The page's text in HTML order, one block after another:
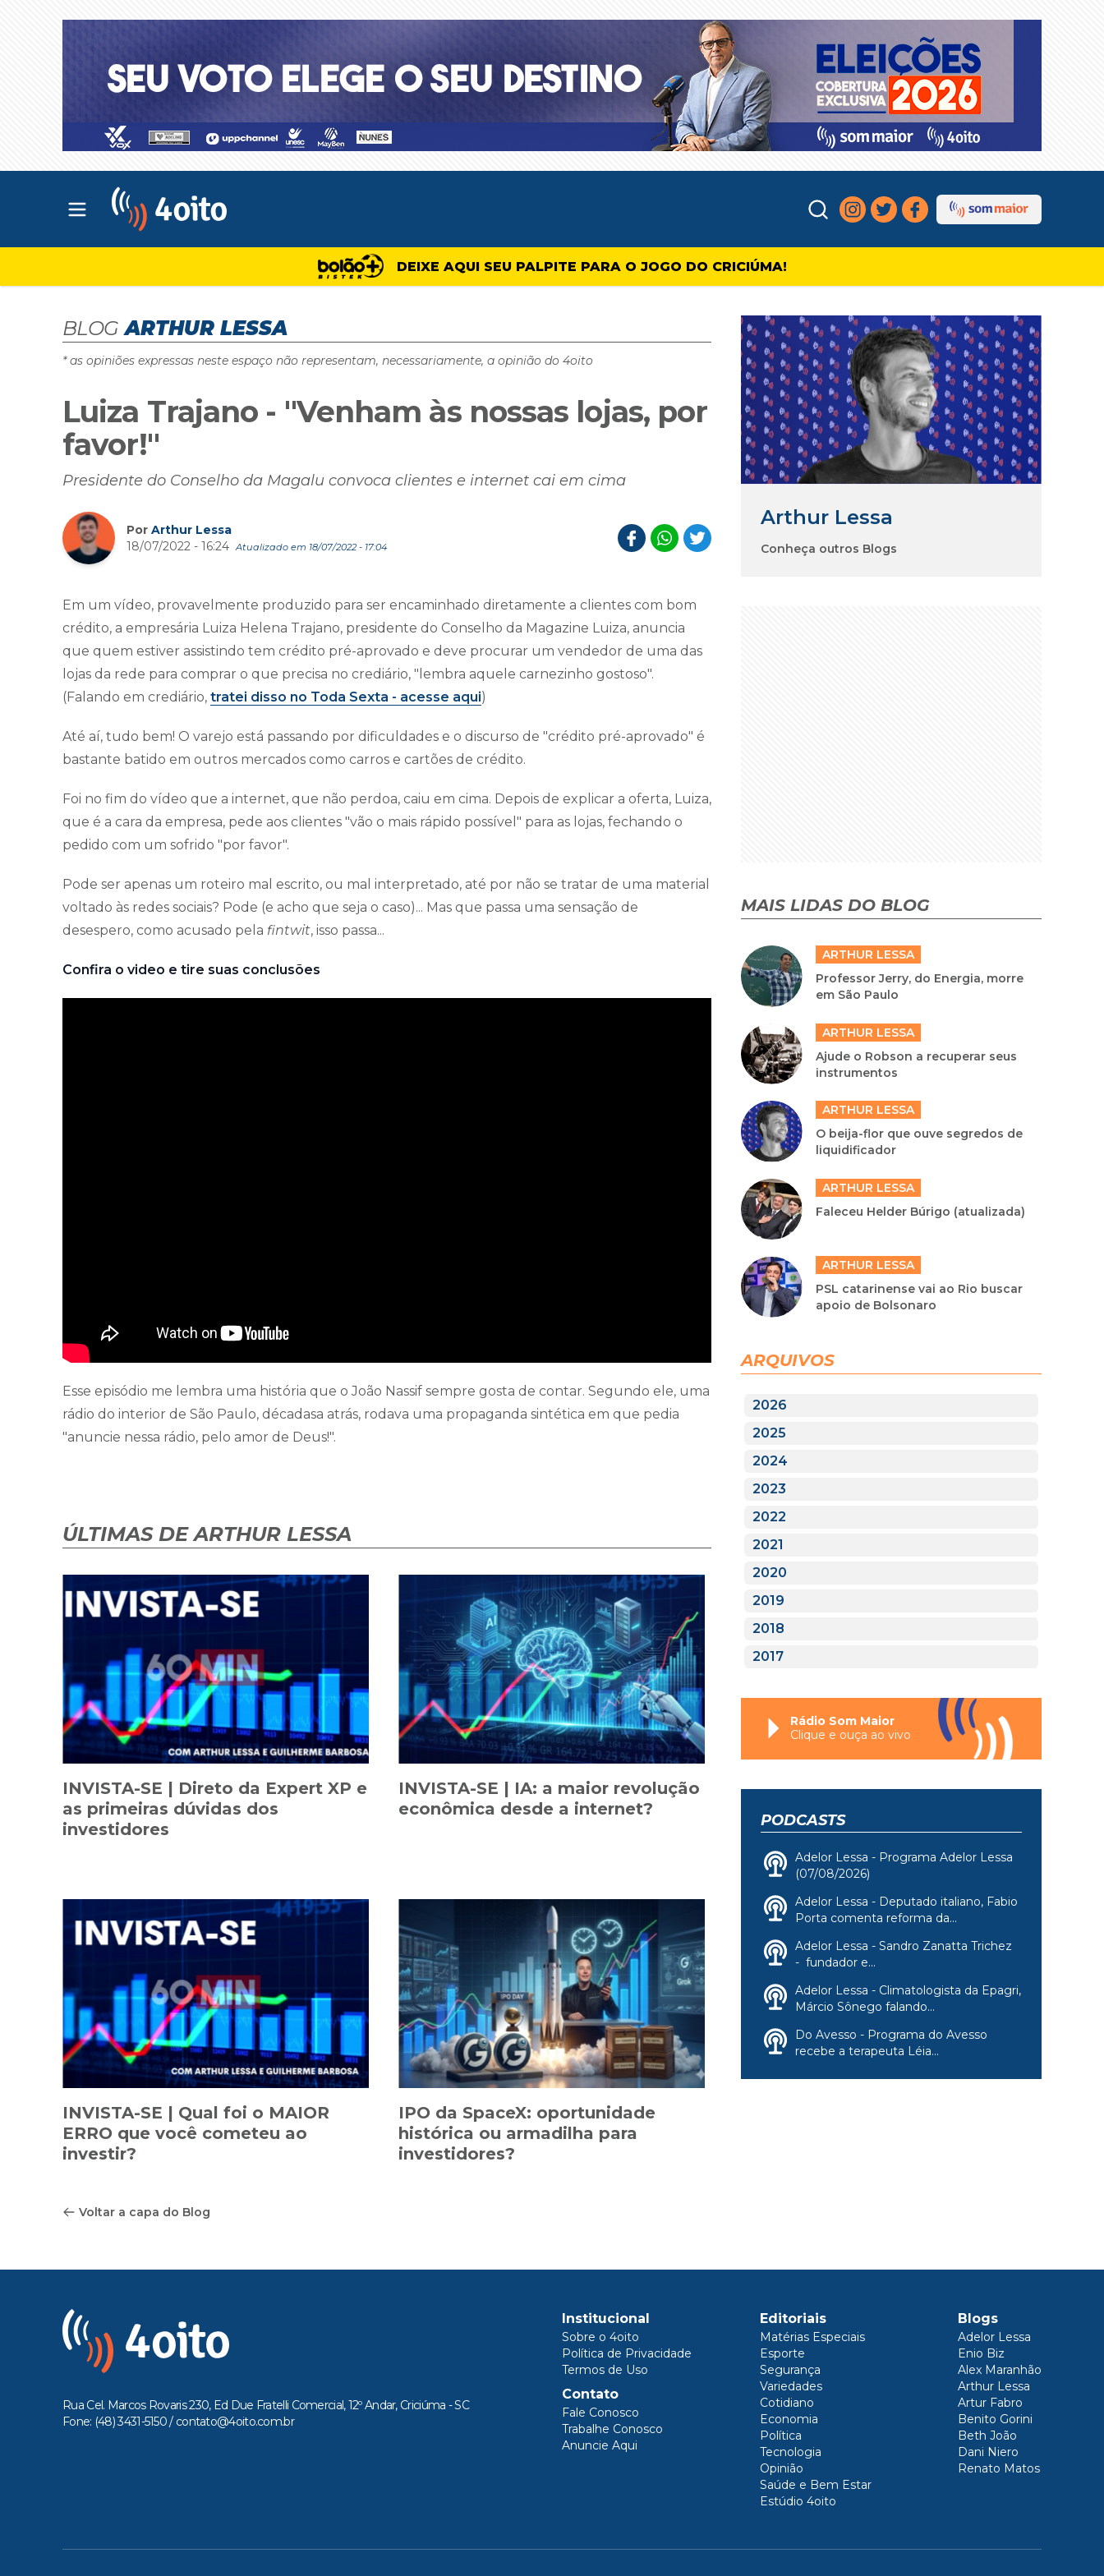
Abrir menu principal
DEIXE AQUI SEU PALPITE PARA O JOGO DO CRICIÚMA!
BLOG ARTHUR LESSA
* as opiniões expressas neste espaço não representam, necessariamente, a opinião do 4oito
Luiza Trajano - "Venham às nossas lojas, por
favor!"
Presidente do Conselho da Magalu convoca clientes e internet cai em cima
Por Arthur Lessa
18/07/2022 - 16:24 Atualizado em 18/07/2022 - 17:04
Em um vídeo, provavelmente produzido para ser encaminhado diretamente a clientes com bom
crédito, a empresária Luiza Helena Trajano, presidente do Conselho da Magazine Luiza, anuncia
que quem estiver assistindo tem crédito pré-aprovado e deve procurar um vendedor de uma das
lojas da rede para comprar o que precisa no crediário, "lembra aquele carnezinho gostoso".
(Falando em crediário, tratei disso no Toda Sexta - acesse aqui)
Até aí, tudo bem! O varejo está passando por dificuldades e o discurso de "crédito pré-aprovado" é
bastante batido em outros mercados como carros e cartões de crédito.
Foi no fim do vídeo que a internet, que não perdoa, caiu em cima. Depois de explicar a oferta, Luiza,
que é a cara da empresa, pede aos clientes "vão o mais rápido possível" para as lojas, fechando o
pedido com um sofrido "por favor".
Pode ser apenas um roteiro mal escrito, ou mal interpretado, até por não se tratar de uma material
voltado às redes sociais? Pode (e acho que seja o caso)... Mas que passa uma sensação de
desespero, como acusado pela fintwit, isso passa...
Confira o video e tire suas conclusões
Esse episódio me lembra uma história que o João Nassif sempre gosta de contar. Segundo ele, uma
rádio do interior de São Paulo, décadasa atrás, rodava uma propaganda sintética em que pedia
"anuncie nessa rádio, pelo amor de Deus!".
ÚLTIMAS DE ARTHUR LESSA
INVISTA-SE | Direto da Expert XP e
as primeiras dúvidas dos
investidores
INVISTA-SE | IA: a maior revolução
econômica desde a internet?
INVISTA-SE | Qual foi o MAIOR
ERRO que você cometeu ao
investir?
IPO da SpaceX: oportunidade
histórica ou armadilha para
investidores?
Voltar a capa do Blog
Arthur Lessa
Conheça outros Blogs
MAIS LIDAS DO BLOG
ARTHUR LESSA
Professor Jerry, do Energia, morre
em São Paulo
ARTHUR LESSA
Ajude o Robson a recuperar seus
instrumentos
ARTHUR LESSA
O beija-flor que ouve segredos de
liquidificador
ARTHUR LESSA
Faleceu Helder Búrigo (atualizada)
ARTHUR LESSA
PSL catarinense vai ao Rio buscar
apoio de Bolsonaro
ARQUIVOS
2026
2025
2024
2023
2022
2021
2020
2019
2018
2017
Rádio Som Maior
Clique e ouça ao vivo
PODCASTS
Adelor Lessa - Programa Adelor Lessa
(07/08/2026)
Adelor Lessa - Deputado italiano, Fabio
Porta comenta reforma da...
Adelor Lessa - Sandro Zanatta Trichez
- fundador e...
Adelor Lessa - Climatologista da Epagri,
Márcio Sônego falando...
Do Avesso - Programa do Avesso
recebe a terapeuta Léia...
Rua Cel. Marcos Rovaris 230, Ed Due Fratelli Comercial, 12º Andar, Criciúma - SC
Fone: (48) 3431-5150 / contato@4oito.com.br
Institucional
Sobre o 4oito
Política de Privacidade
Termos de Uso
Contato
Fale Conosco
Trabalhe Conosco
Anuncie Aqui
Editoriais
Matérias Especiais
Esporte
Segurança
Variedades
Cotidiano
Economia
Política
Tecnologia
Opinião
Saúde e Bem Estar
Estúdio 4oito
Blogs
Adelor Lessa
Enio Biz
Alex Maranhão
Arthur Lessa
Artur Fabro
Benito Gorini
Beth João
Dani Niero
Renato Matos